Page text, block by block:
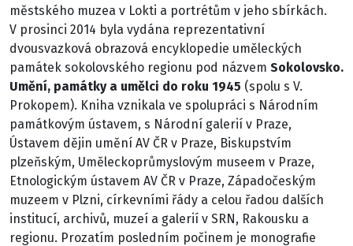
městského muzea v Lokti a portrétům v jeho sbírkách.
V prosinci 2014 byla vydána reprezentativní
dvousvazková obrazová encyklopedie uměleckých
památek sokolovského regionu pod názvem Sokolovsko.
Umění, památky a umělci do roku 1945 (spolu s V.
Prokopem). Kniha vznikala ve spolupráci s Národním
památkovým ústavem, s Národní galerií v Praze,
Ústavem dějin umění AV ČR v Praze, Biskupstvím
plzeňským, Uměleckoprůmyslovým museem v Praze,
Etnologickým ústavem AV ČR v Praze, Západočeským
muzeem v Plzni, církevními řády a celou řadou dalších
institucí, archivů, muzeí a galerií v SRN, Rakousku a
regionu. Prozatím posledním počinem je monografie